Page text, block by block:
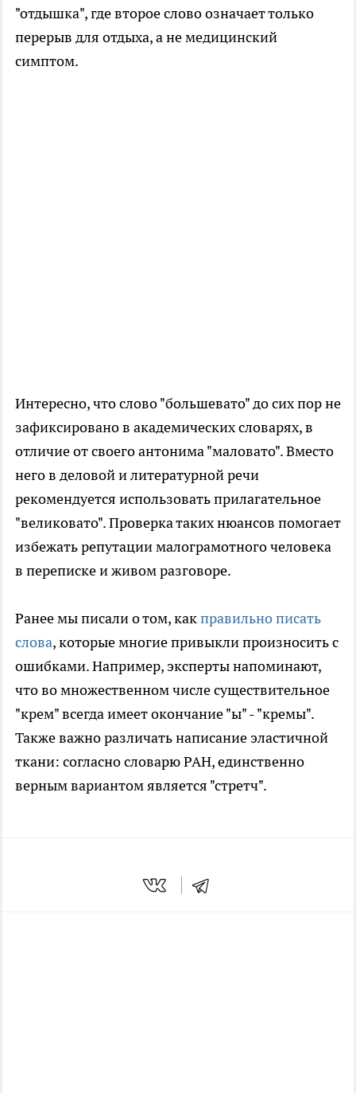
"отдышка", где второе слово означает только
перерыв для отдыха, а не медицинский
симптом.
Интересно, что слово "большевато" до сих пор не
зафиксировано в академических словарях, в
отличие от своего антонима "маловато". Вместо
него в деловой и литературной речи
рекомендуется использовать прилагательное
"великовато". Проверка таких нюансов помогает
избежать репутации малограмотного человека
в переписке и живом разговоре.
Ранее мы писали о том, какправильно писать
слова, которые многие привыкли произносить с
ошибками. Например, эксперты напоминают,
что во множественном числе существительное
"крем" всегда имеет окончание "ы" - "кремы".
Также важно различать написание эластичной
ткани: согласно словарю РАН, единственно
верным вариантом является "стретч".